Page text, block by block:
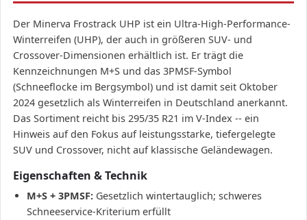
Der Minerva Frostrack UHP ist ein Ultra-High-Performance-
Winterreifen (UHP), der auch in größeren SUV- und
Crossover-Dimensionen erhältlich ist. Er trägt die
Kennzeichnungen M+S und das 3PMSF-Symbol
(Schneeflocke im Bergsymbol) und ist damit seit Oktober
2024 gesetzlich als Winterreifen in Deutschland anerkannt.
Das Sortiment reicht bis 295/35 R21 im V-Index -- ein
Hinweis auf den Fokus auf leistungsstarke, tiefergelegte
SUV und Crossover, nicht auf klassische Geländewagen.
Eigenschaften & Technik
M+S + 3PMSF: Gesetzlich wintertauglich; schweres
Schneeservice-Kriterium erfüllt